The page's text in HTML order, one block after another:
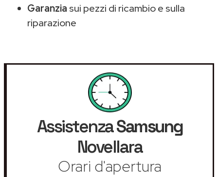
Garanzia sui pezzi di ricambio e sulla
riparazione
AssistenzaSamsung
Novellara
Orari d'apertura